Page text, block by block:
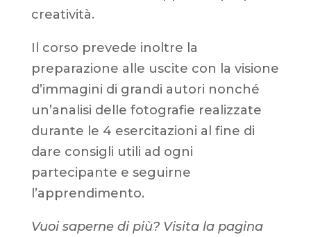
creatività.
Il corso prevede inoltre la
preparazione alle uscite con la visione
d’immagini di grandi autori nonché
un’analisi delle fotografie realizzate
durante le 4 esercitazioni al fine di
dare consigli utili ad ogni
partecipante e seguirne
l’apprendimento.
Vuoi saperne di più? Visita la pagina